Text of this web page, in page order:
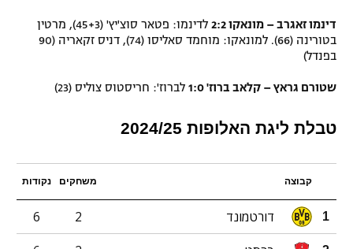
דינמו זאגרב – מונאקו 2:2
לדינמו: פטאר סוצ'יץ' (45+3), מרטין
בטורינה (66). למונאקו: מוחמד סאליסו (74), דניס זקאריה (90
בפנדל)
שטורם גראץ – קלאב ברוז' 1:0 לברוז': חריסטוס צוליס (23)
טבלת ליגת האלופות 2024/25
קבוצה משחקים נקודות
1 דורטמונד 2
6